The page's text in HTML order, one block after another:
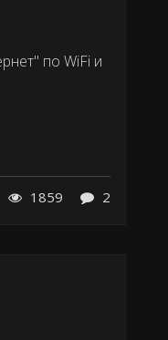
по WiFi и
1859 2